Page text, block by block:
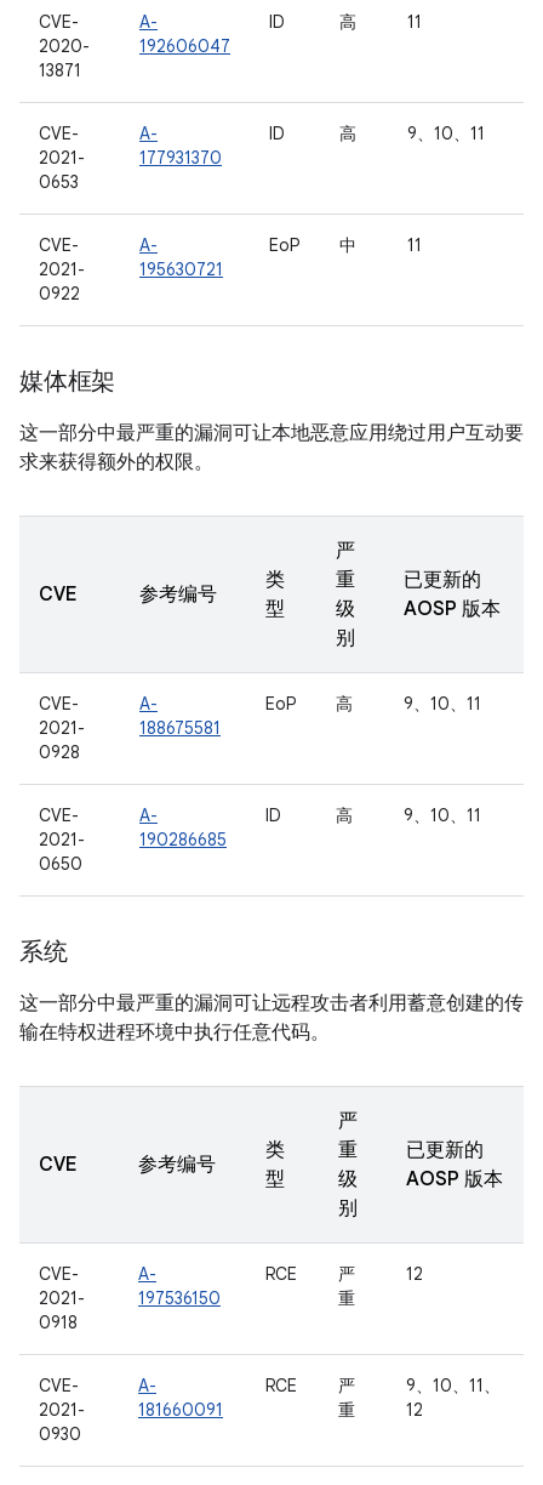
CVE-
2020-
13871
A-
192606047
ID 高 11
CVE-
2021-
0653
A-
177931370
ID 高 9、10、11
CVE-
2021-
0922
A-
195630721
EoP 中 11
媒体框架
这一部分中最严重的漏洞可让本地恶意应用绕过用户互动要
求来获得额外的权限。
CVE 参考编号
类
型
严
重
级
别
已更新的
AOSP 版本
CVE-
2021-
0928
A-
188675581
EoP 高 9、10、11
CVE-
2021-
0650
A-
190286685
ID 高 9、10、11
系统
这一部分中最严重的漏洞可让远程攻击者利用蓄意创建的传
输在特权进程环境中执行任意代码。
CVE 参考编号
类
型
严
重
级
别
已更新的
AOSP 版本
CVE-
2021-
0918
A-
197536150
RCE
严
重
12
CVE-
2021-
0930
A-
181660091
RCE
严
重
9、10、11、
12